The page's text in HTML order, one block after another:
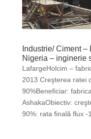
Industrie/ Ciment
Nigeria – inginerie
LafargeHolcim –
2013 Creşterea ratei
90%Beneficiar:
AshakaObiectiv:
90%: rata finală flux -